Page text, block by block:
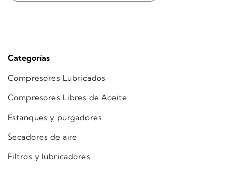
Categorías
Compresores Lubricados
Compresores Libres de Aceite
Estanques y purgadores
Secadores de aire
Filtros y lubricadores